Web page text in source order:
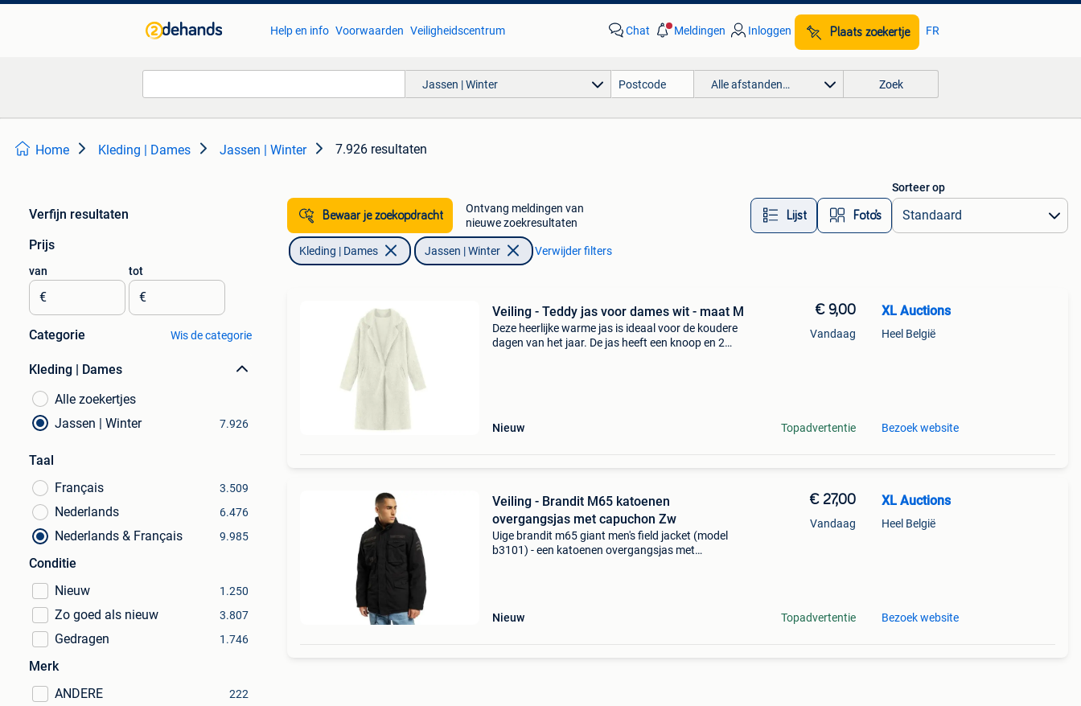
Help en info Voorwaarden Veiligheidscentrum Chat Meldingen Inloggen Plaats zoekertje FR
Jassen | Winter Alle afstanden… Zoek
Home Kleding | Dames Jassen | Winter 7.926 resultaten
Verfijn resultaten
Prijs
van
€
tot
€
Categorie Wis de categorie
Kleding | Dames
Alle zoekertjes
Jassen | Winter
7.926
Taal
Français
3.509
Nederlands 6.476
Nederlands & Français 9.985
Conditie
Nieuw
1.250
Zo goed als nieuw 3.807
Gedragen 1.746
Merk
ANDERE
222
Bewaar je zoekopdracht
Ontvang meldingen van
nieuwe zoekresultaten
Lijst Foto’s
Sorteer op
Kleding | Dames Jassen | Winter Verwijder filters
Veiling - Teddy jas voor dames wit - maat M
Deze heerlijke warme jas is ideaal voor de koudere
dagen van het jaar. De jas heeft een knoop en 2
Nieuw
€ 9,00
Vandaag
Topadvertentie
XL Auctions
Heel België
Bezoek website
Veiling - Brandit M65 katoenen
overgangsjas met capuchon Zw
Uige brandit m65 giant men's field jacket (model
b3101) - een katoenen overgangsjas met
Nieuw
€ 27,00
Vandaag
Topadvertentie
XL Auctions
Heel België
Bezoek website